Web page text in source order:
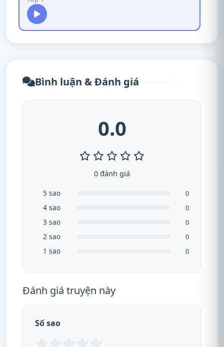
Bình luận & Đánh giá
0.0
0 đánh giá
5 sao 0
4 sao 0
3 sao 0
2 sao 0
1 sao 0
Đánh giá truyện này
Số sao